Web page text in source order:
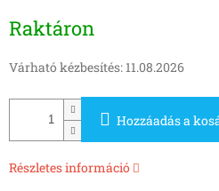
Raktáron
Várható kézbesítés: 11.08.2026
Hozzáadás a
Részletes információ